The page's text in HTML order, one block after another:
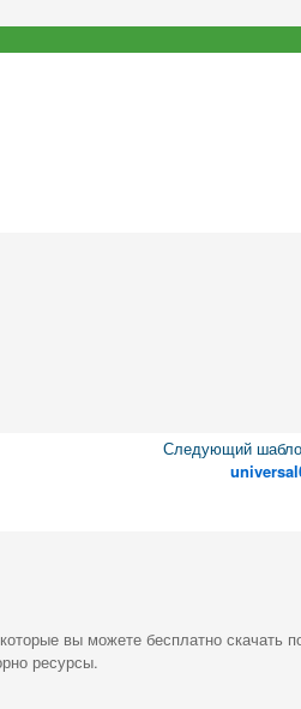
Следующий
вы можете бесплатно скачать
ресурсы.